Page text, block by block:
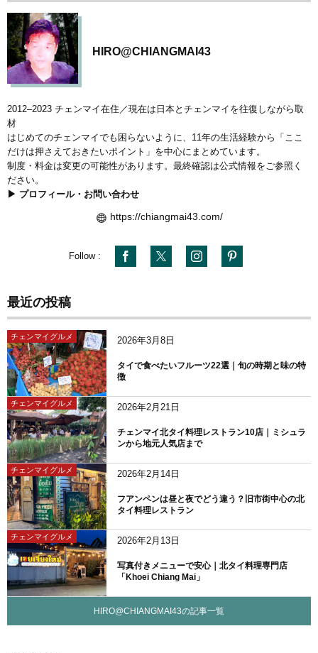
HIRO@CHIANGMAI43
2012–2023 チェンマイ在住／現在は日本とチェンマイを往復しながら取
材
はじめてのチェンマイでも困らないように、11年の生活経験から「ここ
だけは押さえておきたいポイント」を中心にまとめています。
制度・料金は変更の可能性があります。最終確認は公式情報をご参照く
ださい。
▶ プロフィール・お問い合わせ
https://chiangmai43.com/
Follow :
最近の投稿
チェンマイグルメ 2026年3月8日
タイで食べたいフルーツ22選｜旬の時期と味の特
徴
チェンマイグルメ 2026年2月21日
チェンマイ北タイ料理レストラン10店｜ミシュラ
ンから地元人気店まで
チェンマイグルメ 2026年2月14日
フアンペンは昼と夜でどう違う？旧市街中心の北
タイ料理レストラン
チェンマイグルメ 2026年2月13日
写真付きメニューで安心｜北タイ料理専門店
「Khoei Chiang Mai」
HIRO@CHIANGMAI43の記事一覧